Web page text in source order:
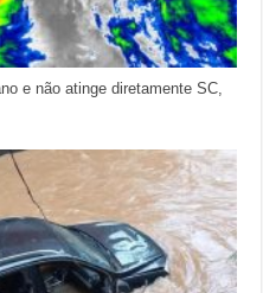
e não atinge diretamente SC,